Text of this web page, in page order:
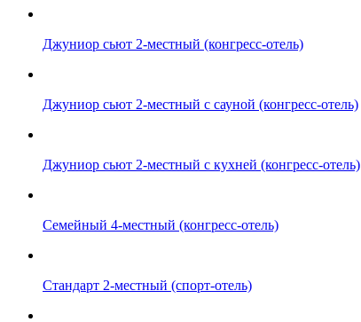
Джуниор сьют 2-местный (конгресс-отель)
Джуниор сьют 2-местный с сауной (конгресс-отель)
Джуниор сьют 2-местный с кухней (конгресс-отель)
Семейный 4-местный (конгресс-отель)
Стандарт 2-местный (спорт-отель)